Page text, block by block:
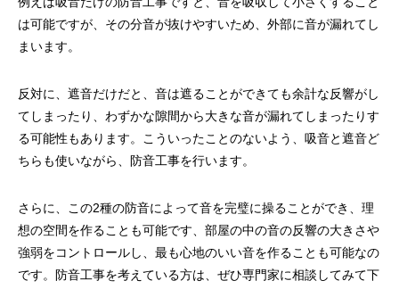
は可能ですが、その分音が抜けやすいため、外部に音が漏れてし
まいます。
反対に、遮音だけだと、音は遮ることができても余計な反響がし
てしまったり、わずかな隙間から大きな音が漏れてしまったりす
る可能性もあります。こういったことのないよう、吸音と遮音ど
ちらも使いながら、防音工事を行います。
さらに、この2種の防音によって音を完璧に操ることができ、理
想の空間を作ることも可能です、部屋の中の音の反響の大きさや
強弱をコントロールし、最も心地のいい音を作ることも可能なの
です。防音工事を考えている方は、ぜひ専門家に相談してみて下